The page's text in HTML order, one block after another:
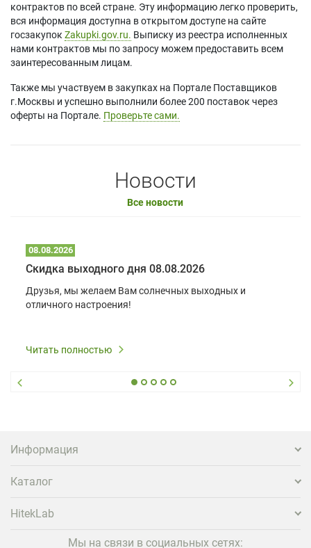
контрактов по всей стране. Эту информацию легко проверить,
вся информация доступна в открытом доступе на сайте
госзакупок Zakupki.gov.ru. Выписку из реестра исполненных
нами контрактов мы по запросу можем предоставить всем
заинтересованным лицам.
Также мы участвуем в закупках на Портале Поставщиков
г.Москвы и успешно выполнили более 200 поставок через
оферты на Портале. Проверьте сами.
Новости
Все новости
08.08.2026
Скидка выходного дня 08.08.2026
Друзья, мы желаем Вам солнечных выходных и
отличного настроения!
Читать полностью
Информация
Каталог
HitekLab
Мы на связи в социальных сетях: